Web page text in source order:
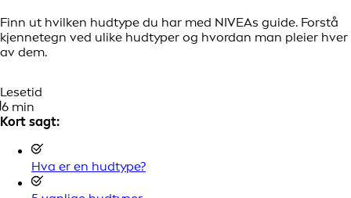
Finn ut hvilken hudtype du har med NIVEAs guide. Forstå
kjennetegn ved ulike hudtyper og hvordan man pleier hver
av dem.
Lesetid
6 min
Kort sagt:
Hva er en hudtype?